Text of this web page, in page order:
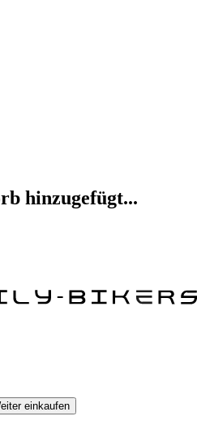
hinzugefügt...
einkaufen